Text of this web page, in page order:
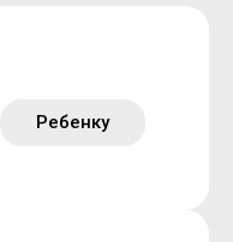
Ребенку